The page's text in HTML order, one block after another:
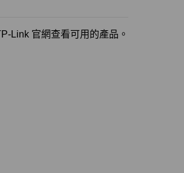
Link 官網查看可用的產品。